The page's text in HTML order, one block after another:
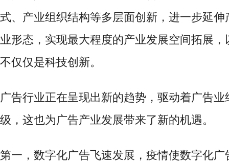
式、产业组织结构等多层面创新，进一步延伸
业形态，实现最大程度的产业发展空间拓展
不仅仅是科技创新。
广告行业正在呈现出新的趋势，驱动着广告
级，这也为广告产业发展带来了新的机遇。
第一，数字化广告飞速发展，疫情使数字化广